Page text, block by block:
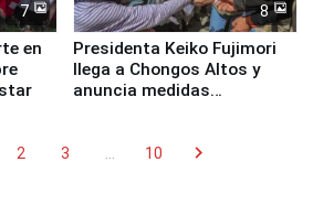
7
en
8
Presidenta Keiko Fujimori
llega a Chongos Altos y
anuncia medidas
2 3 10 chevron_right